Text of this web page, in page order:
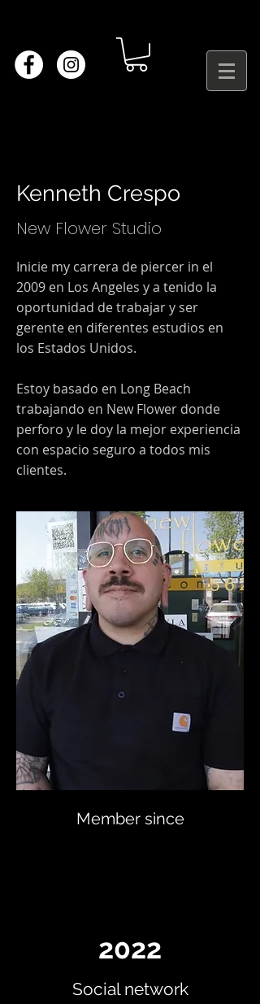
Kenneth Crespo
New Flower Studio
Inicie my carrera de piercer in el
2009 en Los Angeles y a tenido la
oportunidad de trabajar y ser
gerente en diferentes estudios en
los Estados Unidos.
Estoy basado en Long Beach
trabajando en New Flower donde
perforo y le doy la mejor experiencia
con espacio seguro a todos mis
clientes.
Member since
2022
Social network